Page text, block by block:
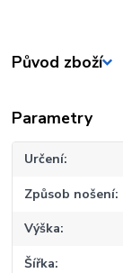
Původ zboží
Parametry
Určení
Způsob nošení
Výška
Šířka